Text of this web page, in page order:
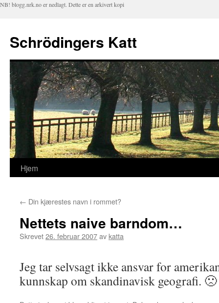
NB! blogg.nrk.no er nedlagt. Dette er en arkivert kopi
Schrödingers Katt
Hopp
innhold
Hjem
← Din kjærestes navn i rommet?
Nettets naive barndom…
Skrevet26. februar 2007av katta
Jeg tar selvsagt ikke ansvar for
kunnskap om skandinavisk geografi.